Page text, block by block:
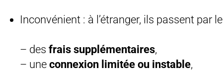
Inconvénient : à l’étranger, ils passent par le
– des frais supplémentaires,
– une connexion limitée ou instable,